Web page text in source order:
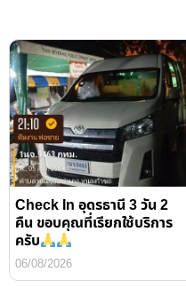
Check In อุดรธานี 3 วัน 2
คืน ขอบคุณที่เรียกใช้บริการ
ครับ
06/08/2026